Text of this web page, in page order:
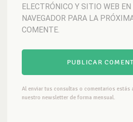
ELECTRÓNICO Y SITIO WEB
NAVEGADOR PARA LA
COMENTE.
Al enviar tus consultas o comentarios estás
nuestro newsletter de forma mensual.